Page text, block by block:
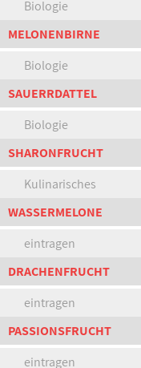
Biologie
MELONENBIRNE
Biologie
SAUERRDATTEL
Biologie
SHARONFRUCHT
Kulinarisches
WASSERMELONE
eintragen
DRACHENFRUCHT
eintragen
PASSIONSFRUCHT
eintragen